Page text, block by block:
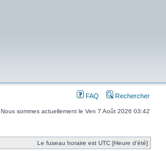
FAQ Rechercher
Nous sommes actuellement le Ven 7 Août 2026 03:42
Le fuseau horaire est UTC [Heure d’été]